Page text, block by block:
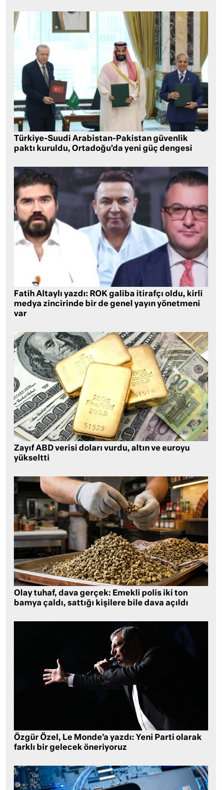
Türkiye-Suudi Arabistan-Pakistan güvenlik
paktı kuruldu, Ortadoğu’da yeni güç dengesi
Fatih Altaylı yazdı: ROK galiba itirafçı oldu, kirli
medya zincirinde bir de genel yayın yönetmeni
var
Zayıf ABD verisi doları vurdu, altın ve euroyu
yükseltti
Olay tuhaf, dava gerçek: Emekli polis iki ton
bamya çaldı, sattığı kişilere bile dava açıldı
Özgür Özel, Le Monde’a yazdı: Yeni Parti olarak
farklı bir gelecek öneriyoruz